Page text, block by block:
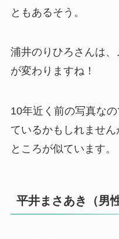
ともあるそう。
浦井のりひろさんは
が変わりますね！
10年近く前の写真な
ているかもしれませ
ところが似ています。
平井まさあき（男